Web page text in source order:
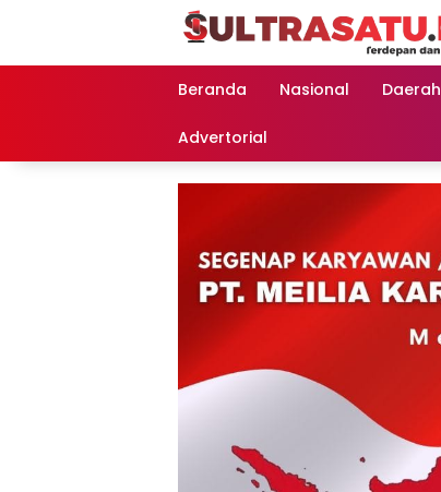
Beranda
Nasional Daerah
Advertorial